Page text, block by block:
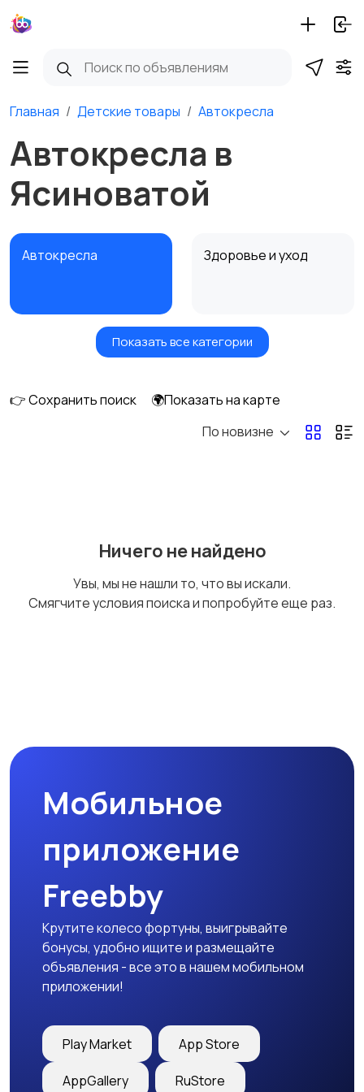
Главная Детские товары Автокресла
Автокресла в
Ясиноватой
Автокресла Здоровье и уход
Игрушки и игры Детские коляски
Купание
Детская одежда Детская обувь
Детский транспорт
Показать все категории
👉 Сохранить поиск
🌍Показать на карте
По новизне
Ничего не найдено
Увы, мы не нашли то, что вы искали.
Смягчите условия поиска и попробуйте еще раз.
Мобильное
приложение
Freebby
Крутите колесо фортуны, выигрывайте
бонусы, удобно ищите и размещайте
объявления - все это в нашем мобильном
приложении!
Play Market App Store
AppGallery RuStore